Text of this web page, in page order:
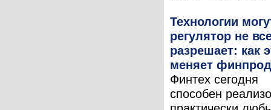
Технологии
регулятор не
разрешает: как
меняет
Финтех сегодня
способен